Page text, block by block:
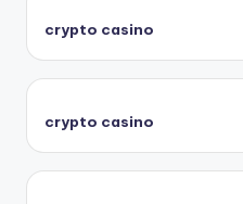
crypto casino
crypto casino